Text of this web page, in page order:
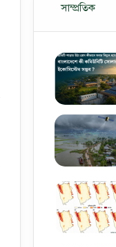
সাম্প্রতিক